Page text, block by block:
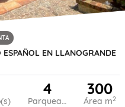
ESPAÑOL EN LLANOGRANDE
4
Parqueadero
300
Área m2